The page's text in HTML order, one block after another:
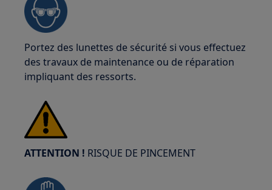
Portez des lunettes de sécurité si vous effectuez
des travaux de maintenance ou de réparation
impliquant des ressorts.
ATTENTION ! RISQUE DE PINCEMENT